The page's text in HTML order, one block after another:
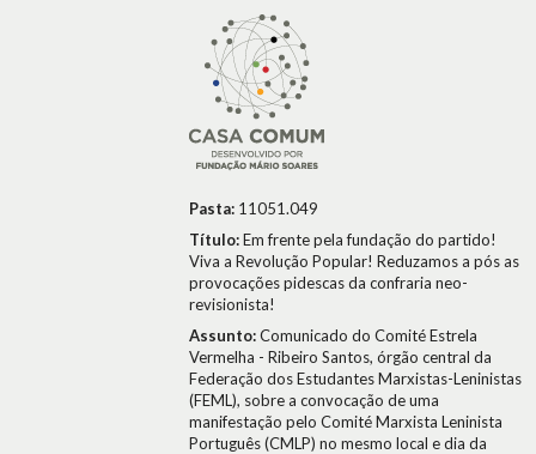
Pasta: 11051.049
Título:Em frente pela fundação do partido!
Viva a Revolução Popular! Reduzamos a pós as
provocações pidescas da confraria neo-
revisionista!
Assunto:Comunicado do Comité Estrela
Vermelha - Ribeiro Santos, órgão central da
Federação dos Estudantes Marxistas-Leninistas
(FEML), sobre a convocação de uma
manifestação pelo Comité Marxista Leninista
Português (CMLP) no mesmo local e dia da